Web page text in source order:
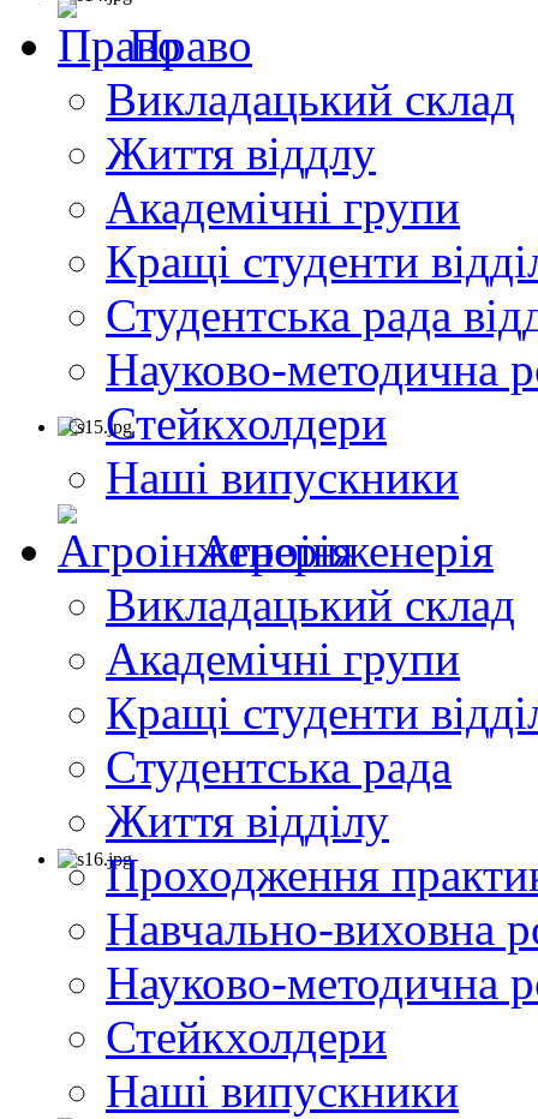
Право
Викладацький склад
Життя віддлу
Академічні групи
Кращі студенти
Студентська рада
Науково-методична
Стейкхолдери
Наші випускники
Агроінженерія
Викладацький склад
Академічні групи
Кращі студенти
Студентська рада
Життя відділу
Проходження
Навчально-виховна
Науково-методична
Стейкхолдери
Наші випускники